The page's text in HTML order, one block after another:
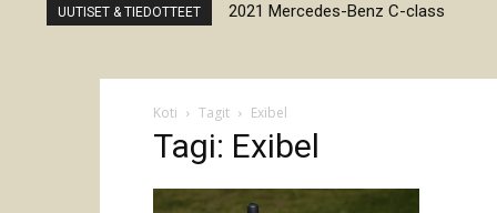
UUTISET & TIEDOTTEET 2021 Mercedes-Benz C-class
Koti Tagit Exibel
Tagi: Exibel